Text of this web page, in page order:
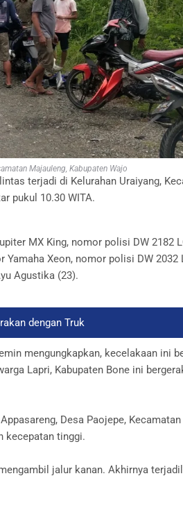
Majauleng, Kabupaten Wajo
terjadi di Kelurahan Uraiyang,
pukul 10.30 WITA.
MX King, nomor polisi DW 2182
Xeon, nomor polisi DW 2032
Agustika (23).
dengan Truk
mengungkapkan, kecelakaan ini
Lapri, Kabupaten Bone ini
Desa Paojepe, Kecamatan
kecepatan tinggi.
jalur kanan. Akhirnya